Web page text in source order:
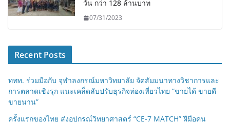
วัน กว่า 128 ล้านบาท
07/31/2023
Recent Posts
ททท. ร่วมมือกับ จุฬาลงกรณ์มหาวิทยาลัย จัดสัมมนาทางวิชาการและ
การตลาดเชิงรุก แนะเคล็ดลับปรับธุรกิจท่องเที่ยวไทย “ขายได้ ขายดี
ขายนาน”
ครั้งแรกของไทย ส่งอุปกรณ์วิทยาศาสตร์ “CE-7 MATCH” ฝีมือคน